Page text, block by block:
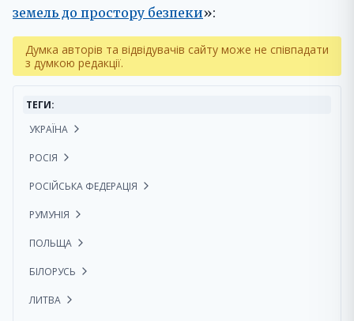
земель до простору безпеки»:
Думка авторів та відвідувачів сайту може не співпадати
з думкою редакції.
ТЕГИ:
УКРАЇНА
РОСІЯ
РОСІЙСЬКА ФЕДЕРАЦІЯ
РУМУНІЯ
ПОЛЬЩА
БІЛОРУСЬ
ЛИТВА